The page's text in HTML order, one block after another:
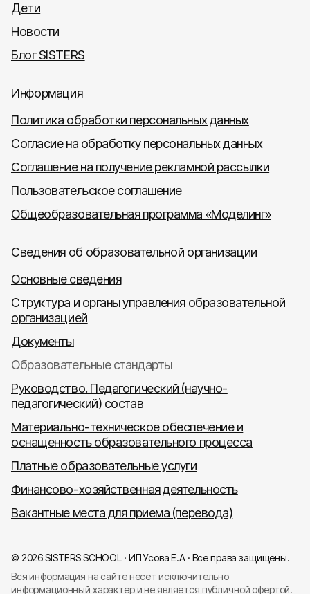
Дети
Новости
Блог SISTERS
Информация
Политика обработки персональных данных
Согласие на обработку персональных данных
Соглашение на получение рекламной рассылки
Пользовательское соглашение
Общеобразовательная программа «Моделинг»
Сведения об образовательной организации
Основные сведения
Структура и органы управления образовательной
организацией
Документы
Образовательные стандарты
Руководство. Педагогический (научно-
педагогический) состав
Материально-техническое обеспечение и
оснащенность образовательного процесса
Платные образовательные услуги
Финансово-хозяйственная деятельность
Вакантные места для приема (перевода)
© 2026 SISTERS SCHOOL · ИП Усова Е.А · Все права защищены.
Вся информация на сайте несет исключительно
информационный характер и не является публичной офертой.